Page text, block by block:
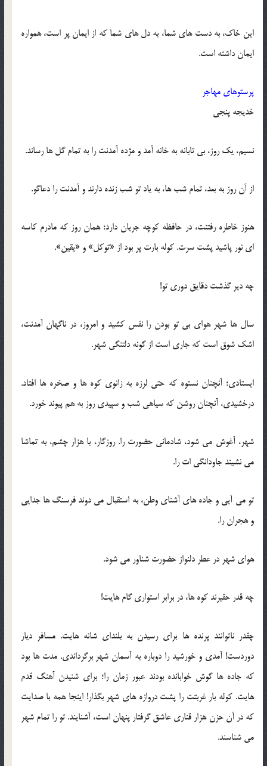
این خاک، به دست های شما، به دل های شما که از ایمان پر است، همواره
ایمان داشته است.
پرستوهای مهاجر
خدیجه پنجی
نسیم، یک روز، بی تابانه به خانه آمد و مژده آمدنت را به تمام گل ها رساند.
از آن روز به بعد، تمام شب ها، به یاد تو شب زنده دارند و آمدنت را دعاگو.
هنوز خاطره رفتنت، در حافظه کوچه جریان دارد؛ همان روز که مادرم کاسه
ای نور پاشید پشت سرت. کوله بارت پر بود از «توکل» و «یقین».
چه دیر گذشت دقایق دوری تو!
سال ها شهر هوای بی تو بودن را نفس کشید و امروز، در ناگهان آمدنت،
اشک شوق است که جاری است از گونه دلتنگی شهر.
ایستادی؛ آنچنان نستوه که حتی لرزه به زانوی کوه ها و صخره ها افتاد.
درخشیدی، آنچنان روشن که سیاهی شب و سپیدی روز به هم پیوند خورد.
شهر، آغوش می شود، شادمانی حضورت را. روزگار، با هزار چشم، به تماشا
می نشیند جاودانگی ات را.
تو می آیی و جاده های آشنای وطن، به استقبال می دوند فرسنگ ها جدایی
و هجران را.
هوای شهر در عطر دلنواز حضورت شناور می شود.
چه قدر حقیرند کوه ها، در برابر استواری گام هایت!
چقدر ناتوانند پرنده ها برای رسیدن به بلندای شانه هایت. مسافر دیار
دوردست! آمدی و خورشید را دوباره به آسمان شهر برگرداندی. مدت ها بود
که جاده ها گوش خوابانده بودند عبور زمان را؛ برای شنیدن آهنگ قدم
هایت. کوله بار غربتت را پشت دروازه های شهر بگذار! اینجا همه با صدایت
که در آن حزن هزار قناری عاشق گرفتار پنهان است، آشنایند. تو را تمام شهر
می شناسند.